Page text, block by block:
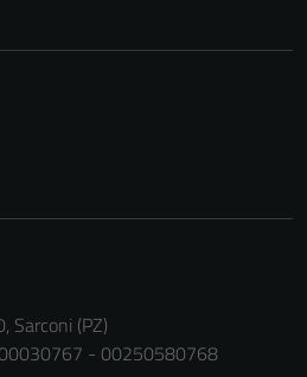
Sarconi (PZ)
- 00250580768
possono
personali.